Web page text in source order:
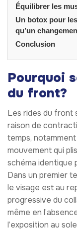
Équilibrer les
Un botox pour
qu’un
Conclusion
Pourquoi
du front?
Les rides du front
raison de
temps,
mouvement qui
schéma identique
Dans un premier
le visage est au
progressive du
même en
l’exposition au